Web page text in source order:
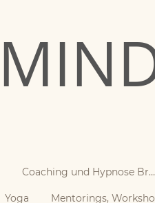
Coaching und Hypnose Braunschweig
Yoga